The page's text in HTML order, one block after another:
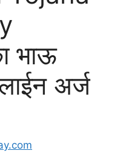
भाऊ
अर्ज